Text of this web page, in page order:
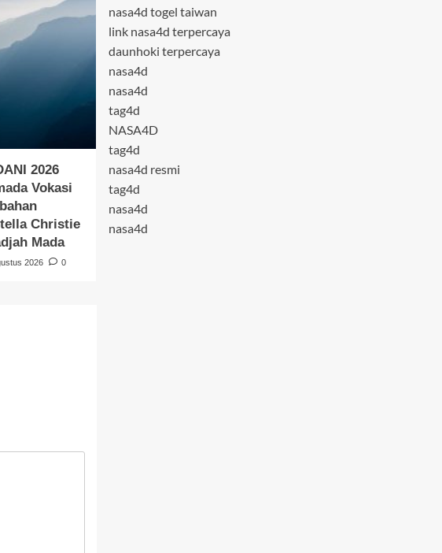
2026
Vokasi
Christie
Mada
2026 0
nasa4d togel taiwan
link nasa4d terpercaya
daunhoki terpercaya
nasa4d
nasa4d
tag4d
NASA4D
tag4d
nasa4d resmi
tag4d
nasa4d
nasa4d